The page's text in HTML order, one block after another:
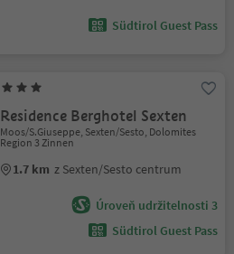
Südtirol Guest Pass
Residence Berghotel Sexten
Moos/S.Giuseppe, Sexten/Sesto, Dolomites
Region 3 Zinnen
1.7 km z Sexten/Sesto centrum
Úroveň udržitelnosti 3
Südtirol Guest Pass